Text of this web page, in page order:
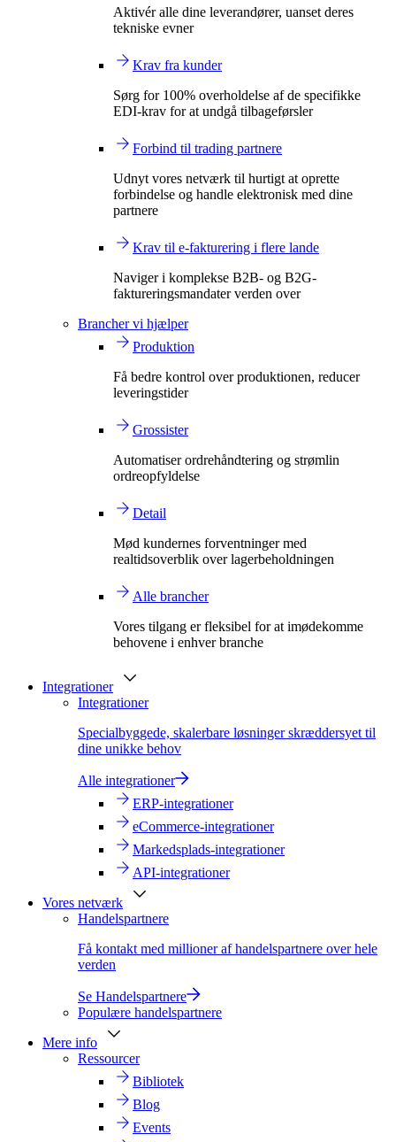
Aktivér alle dine leverandører, uanset deres
tekniske evner
Krav fra kunder
Sørg for 100% overholdelse af de specifikke
EDI-krav for at undgå tilbageførsler
Forbind til trading partnere
Udnyt vores netværk til hurtigt at oprette
forbindelse og handle elektronisk med dine
partnere
Krav til e-fakturering i flere lande
Naviger i komplekse B2B- og B2G-
faktureringsmandater verden over
Brancher vi hjælper
Produktion
Få bedre kontrol over produktionen, reducer
leveringstider
Grossister
Automatiser ordrehåndtering og strømlin
ordreopfyldelse
Detail
Mød kundernes forventninger med
realtidsoverblik over lagerbeholdningen
Alle brancher
Vores tilgang er fleksibel for at imødekomme
behovene i enhver branche
Integrationer
Integrationer
Specialbyggede, skalerbare løsninger skræddersyet til
dine unikke behov
Alle integrationer
ERP-integrationer
eCommerce-integrationer
Markedsplads-integrationer
API-integrationer
Vores netværk
Handelspartnere
Få kontakt med millioner af handelspartnere over hele
verden
Se Handelspartnere
Populære handelspartnere
Mere info
Ressourcer
Bibliotek
Blog
Events